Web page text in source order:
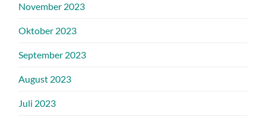
November 2023
Oktober 2023
September 2023
August 2023
Juli 2023